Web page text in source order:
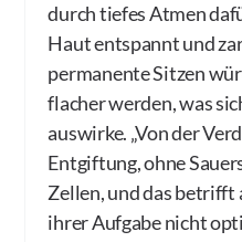
durch tiefes Atmen
Haut entspannt und
permanente Sitzen
flacher werden, was
auswirke. „Von der
Entgiftung, ohne
Zellen, und das betrifft
ihrer Aufgabe nicht